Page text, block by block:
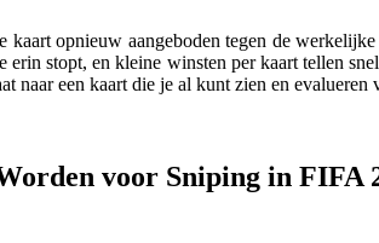
kaart opnieuw aangeboden tegen de
erin stopt, en kleine winsten per kaart tellen
naar een kaart die je al kunt zien en evalueren
voor Sniping in FIFA